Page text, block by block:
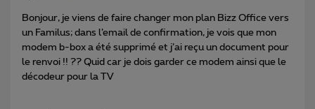
Bonjour, je viens de faire changer mon plan Bizz Office vers
un Familus; dans l’email de confirmation, je vois que mon
modem b-box a été supprimé et j’ai reçu un document pour
le renvoi !! ?? Quid car je dois garder ce modem ainsi que le
décodeur pour la TV